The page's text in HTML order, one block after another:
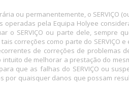
ou permanentemente, o SERVIÇO
pela Equipa Holyee
o SERVIÇO ou parte dele, sempre
correções como parte do
de correções de
de melhorar a prestação do
que as falhas do SERVIÇO ou
por quaisquer danos que possam